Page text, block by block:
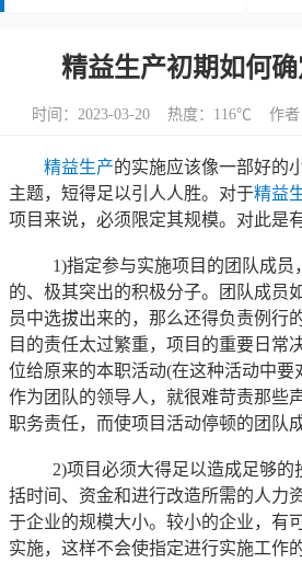
精益生产初期如何
时间：2023-03-20 热度： 116℃ 作者
精益生产的实施应该像一部好的
主题，短得足以引人人胜。对于精益
项目来说，必须限定其规模。对此是
1)指定参与实施项目的团队成员
的、极其突出的积极分子。团队成员
员中选拔出来的，那么还得负责例行
目的责任太过繁重，项目的重要日常
位给原来的本职活动(在这种活动中要
作为团队的领导人，就很难苛责那些
职务责任，而使项目活动停顿的团队
2)项目必须大得足以造成足够的
括时间、资金和进行改造所需的人力
于企业的规模大小。较小的企业，有
实施，这样不会使指定进行实施工作